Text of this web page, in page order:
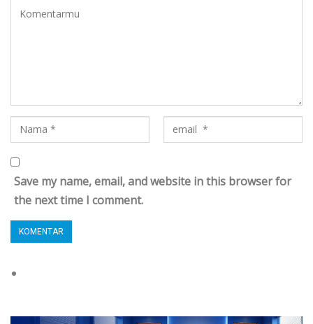
Save my name, email, and website in this browser for
the next time I comment.